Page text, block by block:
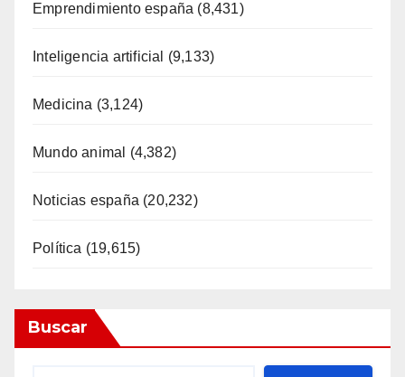
Emprendimiento españa (8,431)
Inteligencia artificial (9,133)
Medicina (3,124)
Mundo animal (4,382)
Noticias españa (20,232)
Política (19,615)
Buscar